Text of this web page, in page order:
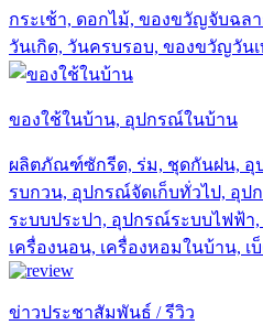
กระเช้า, ดอกไม้, ของขวัญจับฉ
วันเกิด, วันครบรอบ, ของขวัญวัน
ของใช้ในบ้าน, อุปกรณ์ในบ้าน
ผลิตภัณฑ์ซักรีด, ร่ม, ชุดกันฝน, อุ
รบกวน, อุปกรณ์จัดเก็บทั่วไป, อุ
ระบบประปา, อุปกรณ์ระบบไฟฟ้
เครื่องนอน, เครื่องหอมในบ้าน, เ
ข่าวประชาสัมพันธ์ / รีวิว